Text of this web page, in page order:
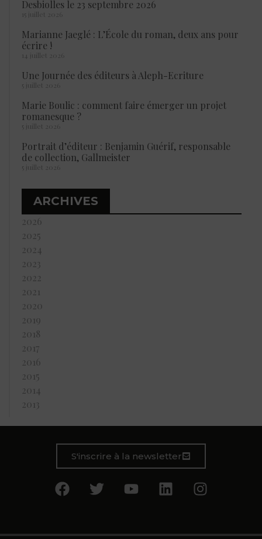
Desbiolles le 23 septembre 2026
15 juillet 2026
Marianne Jaeglé : L’École du roman, deux ans pour
écrire !
14 juillet 2026
Une Journée des éditeurs à Aleph-Ecriture
5 juillet 2026
Marie Boulic : comment faire émerger un projet
romanesque ?
5 juillet 2026
Portrait d’éditeur : Benjamin Guérif, responsable
de collection, Gallmeister
5 juillet 2026
ARCHIVES
2026
2025
2024
2023
2022
2021
2020
2019
2018
2017
2016
2015
2014
2013
S'inscrire à la newsletter